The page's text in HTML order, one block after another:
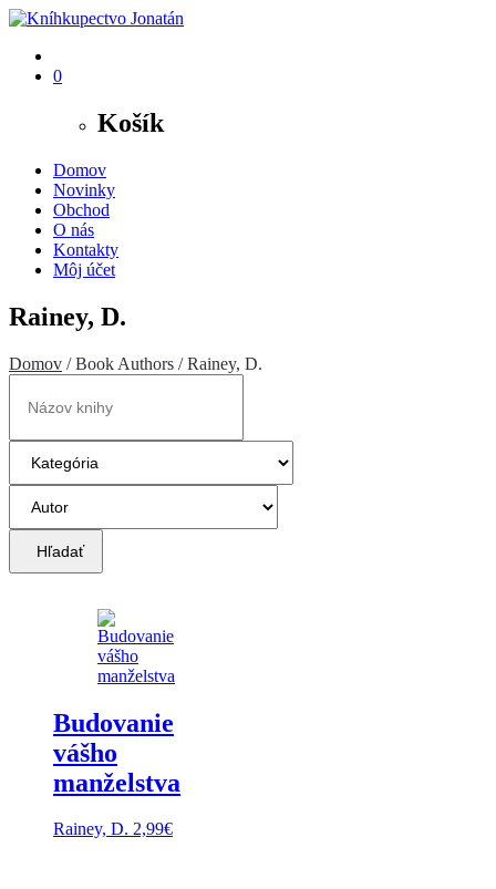
0
Košík
Domov
Novinky
Obchod
O nás
Kontakty
Môj účet
Rainey, D.
Domov / Book Authors / Rainey, D.
Hľadať
Budovanie
vášho
manželstva
Rainey, D. 2,99€